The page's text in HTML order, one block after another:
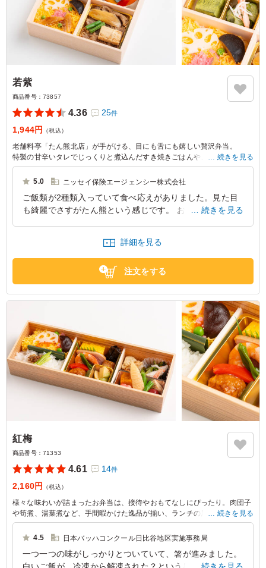
若紫
商品番号： 73857
4.36 25件
1,944円 （税込）
老舗料亭「たん熊北店」が手がける、目にも舌にも嬉しい贅沢弁当。
特製の甘辛いタレでじっくりと煮込んだすき焼きごはんや、華やかで上品
な味わいに仕上げたちらし寿司と、二つの味わいを一度に楽しめるおもて
なし弁当です。
込みました。
見た目の美しさと素材の持ち味を最大限に活かした、たん熊北店ならでは
続きを見る
5.0 ニッセイ保険エージェンシー株式会社
ご飯類が2種類入っていて食べ応えがありました。見た目
も綺麗でさすがたん熊という感じです。 おかずも一つ一
東京都品川区東五反田
続きを見る
詳細を見る
注文をする
紅梅
商品番号： 71353
4.61 14件
2,160円 （税込）
様々な味わいが詰まったお弁当は、接待やおもてなしにぴったり。肉団子
や筍煮、湯葉煮など、手間暇かけた逸品が揃い、ランチの席を華やかに彩
ります。色とりどりの具材が楽しめる、特別な日のための一品です。こだ
わりの老舗の味を、ちりめん山椒をのせた白ご飯とちらし寿司とともにお
続きを見る
4.5 日本バッハコンクール日比谷地区実施事務局
一つ一つの味がしっかりとついていて、箸が進みました。
白いご飯が、冷凍から解凍された？という感じで少しポソ
続きを見る